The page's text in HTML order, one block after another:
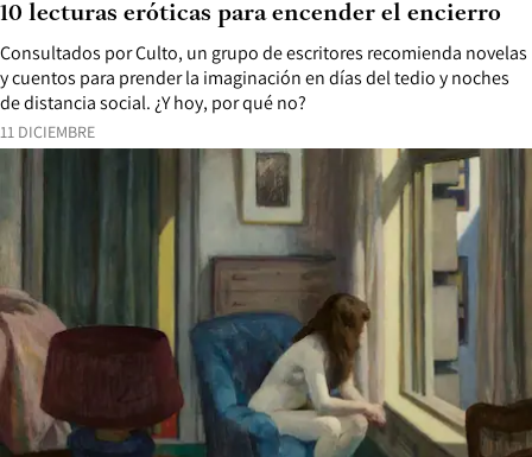
11 DICIEMBRE
Consultados por Culto, un grupo de escritores recomienda novelas
y cuentos para prender la imaginación en días del tedio y noches
de distancia social. ¿Y hoy, por qué no?
10 lecturas eróticas para encender el encierro